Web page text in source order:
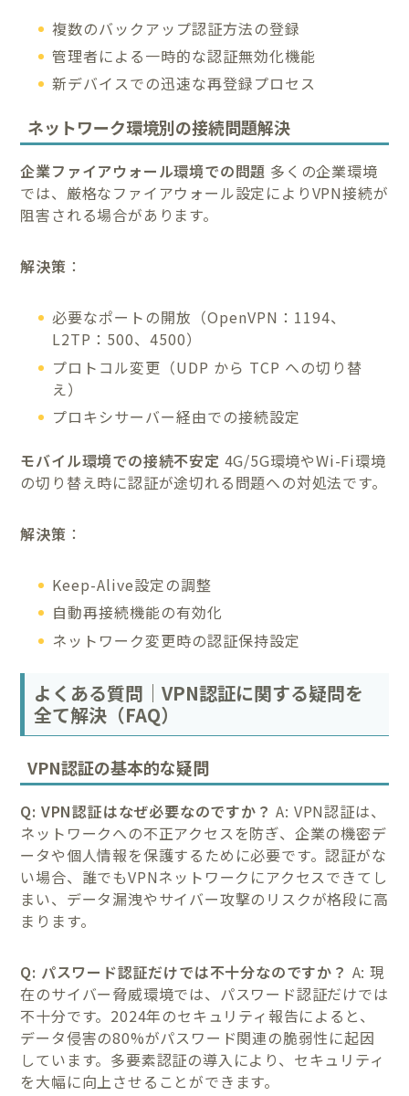
複数のバックアップ認証方法の登録
管理者による一時的な認証無効化機能
新デバイスでの迅速な再登録プロセス
ネットワーク環境別の接続問題解決
企業ファイアウォール環境での問題 多くの企業環境
では、厳格なファイアウォール設定によりVPN接続が
阻害される場合があります。
解決策 ：
必要なポートの開放（OpenVPN：1194、
L2TP：500、4500）
プロトコル変更（UDP から TCP への切り替
え）
プロキシサーバー経由での接続設定
モバイル環境での接続不安定 4G/5G環境やWi-Fi環境
の切り替え時に認証が途切れる問題への対処法です。
解決策 ：
Keep-Alive設定の調整
自動再接続機能の有効化
ネットワーク変更時の認証保持設定
よくある質問｜VPN認証に関する疑問を
全て解決（FAQ）
VPN認証の基本的な疑問
Q: VPN認証はなぜ必要なのですか？ A: VPN認証は、
ネットワークへの不正アクセスを防ぎ、企業の機密デ
ータや個人情報を保護するために必要です。認証がな
い場合、誰でもVPNネットワークにアクセスできてし
まい、データ漏洩やサイバー攻撃のリスクが格段に高
まります。
Q: パスワード認証だけでは不十分なのですか？ A: 現
在のサイバー脅威環境では、パスワード認証だけでは
不十分です。2024年のセキュリティ報告によると、
データ侵害の80%がパスワード関連の脆弱性に起因
しています。多要素認証の導入により、セキュリティ
を大幅に向上させることができます。